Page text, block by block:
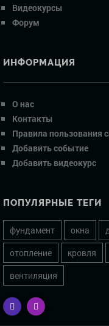
Видеокурсы
Форум
ИНФОРМАЦИЯ
О нас
Контакты
Правила пользования
Добавить событие
Добавить видеокурс
ПОПУЛЯРНЫЕ ТЕГИ
фундамент окна
отопление
кровля
вентиляция